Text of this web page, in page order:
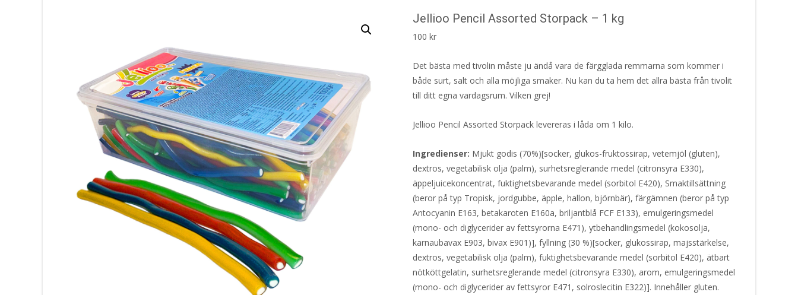
Jellioo Pencil Assorted Storpack – 1 kg
100 kr
Det bästa med tivolin måste ju ändå vara de färgglada remmarna som kommer i
både surt, salt och alla möjliga smaker. Nu kan du ta hem det allra bästa från tivolit
till ditt egna vardagsrum. Vilken grej!
Jellioo Pencil Assorted Storpack levereras i låda om 1 kilo.
Ingredienser: Mjukt godis (70%)[socker, glukos-fruktossirap, vetemjöl (gluten),
dextros, vegetabilisk olja (palm), surhetsreglerande medel (citronsyra E330),
äppeljuicekoncentrat, fuktighetsbevarande medel (sorbitol E420), Smaktillsättning
(beror på typ Tropisk, jordgubbe, äpple, hallon, björnbär), färgämnen (beror på typ
Antocyanin E163, betakaroten E160a, briljantblå FCF E133), emulgeringsmedel
(mono- och diglycerider av fettsyrorna E471), ytbehandlingsmedel (kokosolja,
karnaubavax E903, bivax E901)], fyllning (30 %)[socker, glukossirap, majsstärkelse,
dextros, vegetabilisk olja (palm), fuktighetsbevarande medel (sorbitol E420), ätbart
nötköttgelatin, surhetsreglerande medel (citronsyra E330), arom, emulgeringsmedel
(mono- och diglycerider av fettsyror E471, solroslecitin E322)]. Innehåller gluten.